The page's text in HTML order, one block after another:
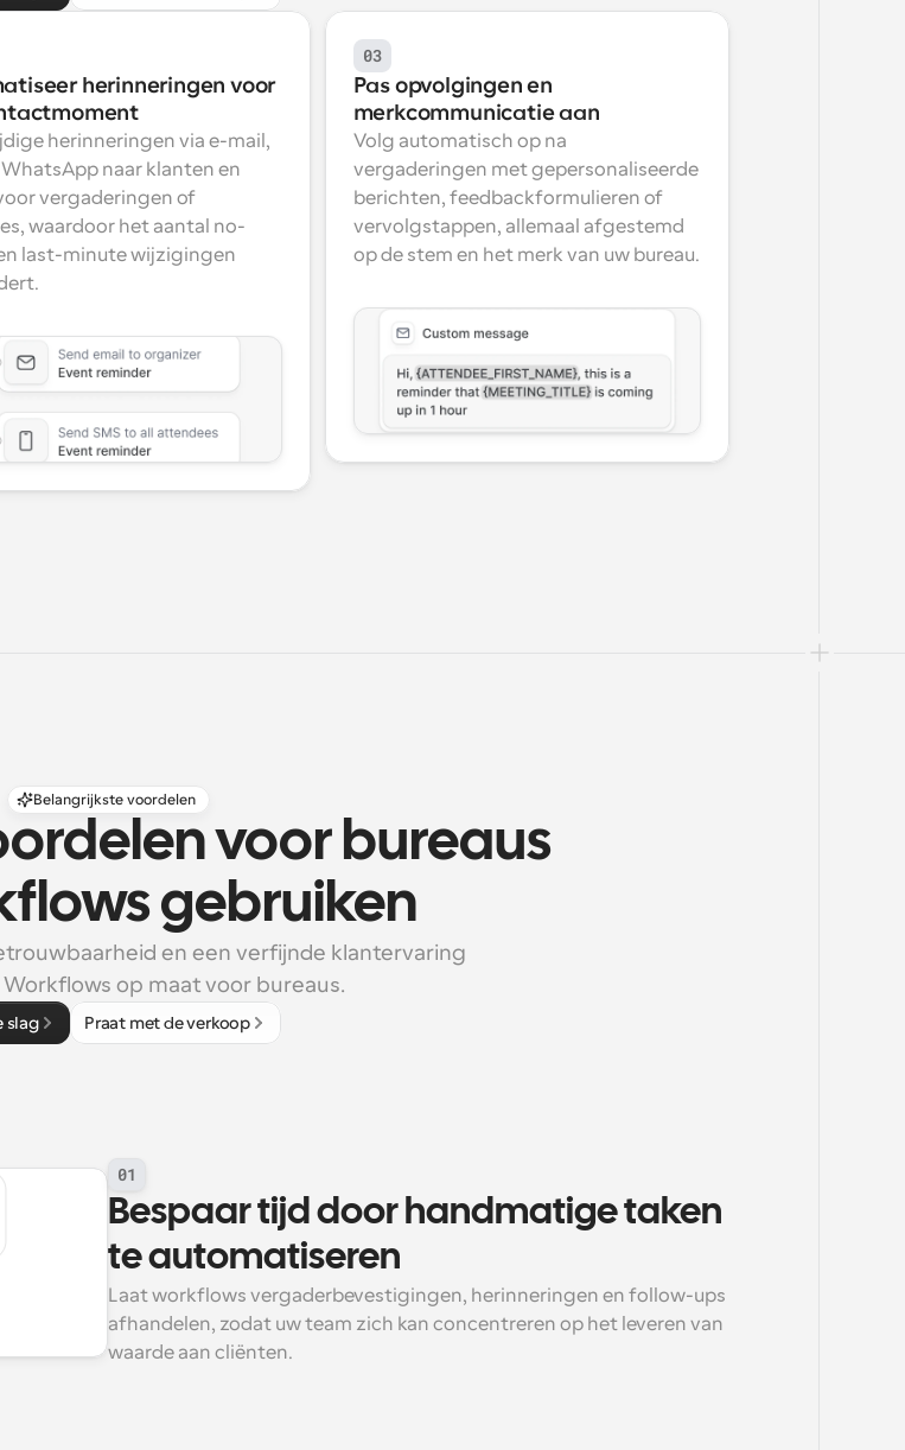
herinneringen voor
herinneringen via e-mail,
WhatsApp naar klanten en
vergaderingen of
waardoor het aantal no-
last-minute wijzigingen
03
Pas opvolgingen en
merkcommunicatie aan
Volg automatisch op na
vergaderingen met gepersonaliseerde
berichten, feedbackformulieren of
vervolgstappen, allemaal afgestemd
op de stem en het merk van uw bureau.
Belangrijkste voordelen
voor bureaus
gebruiken
en een verfijnde klantervaring
op maat voor bureaus.
slag Praat met de verkoop
01
Bespaar tijd door handmatige taken
te automatiseren
Laat workflows vergaderbevestigingen, herinneringen en follow-ups
afhandelen, zodat uw team zich kan concentreren op het leveren van
waarde aan cliënten.